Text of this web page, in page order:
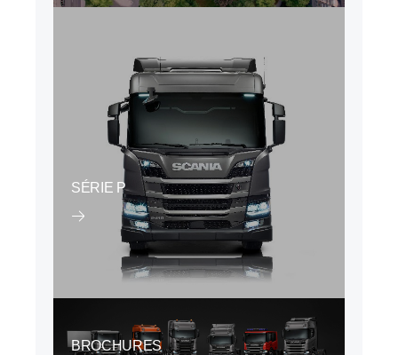
SÉRIE P
BROCHURES